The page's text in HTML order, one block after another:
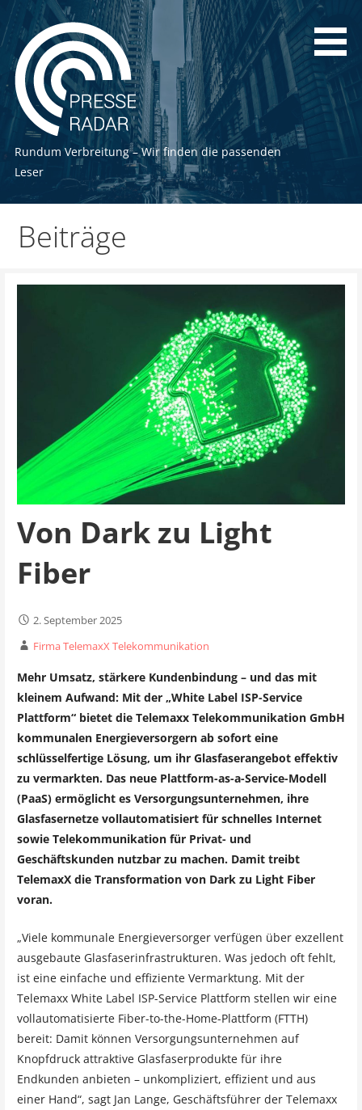
Zum
Inhalt
springen
Rundum Verbreitung – Wir finden die passenden
Leser
Beiträge
Von Dark zu Light
Fiber
2. September 2025
Firma TelemaxX Telekommunikation
Mehr Umsatz, stärkere Kundenbindung – und das mit
kleinem Aufwand: Mit der „White Label ISP-Service
Plattform“ bietet die Telemaxx Telekommunikation GmbH
kommunalen Energieversorgern ab sofort eine
schlüsselfertige Lösung, um ihr Glasfaserangebot effektiv
zu vermarkten. Das neue Plattform-as-a-Service-Modell
(PaaS) ermöglicht es Versorgungsunternehmen, ihre
Glasfasernetze vollautomatisiert für schnelles Internet
sowie Telekommunikation für Privat- und
Geschäftskunden nutzbar zu machen. Damit treibt
TelemaxX die Transformation von Dark zu Light Fiber
voran.
„Viele kommunale Energieversorger verfügen über exzellent
ausgebaute Glasfaserinfrastrukturen. Was jedoch oft fehlt,
ist eine einfache und effiziente Vermarktung. Mit der
Telemaxx White Label ISP-Service Plattform stellen wir eine
vollautomatisierte Fiber-to-the-Home-Plattform (FTTH)
bereit: Damit können Versorgungsunternehmen auf
Knopfdruck attraktive Glasfaserprodukte für ihre
Endkunden anbieten – unkompliziert, effizient und aus
einer Hand“, sagt Jan Lange, Geschäftsführer der Telemaxx